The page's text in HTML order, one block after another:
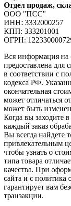
Отдел продаж,
ООО "ПСС"
ИНН: 3332000257
КПП: 333201001
ОГРН:
Вся информация на
предоставлена для
в соответствии с
кодекса РФ.
окончательная
может отличаться
может быть
Когда вы заходите
каждый заказ
Вы всегда найдете
привлекательным
чтобы узнать о
типа товара
качества. При
сайта и с политика
гарантирует вам
транзакции.